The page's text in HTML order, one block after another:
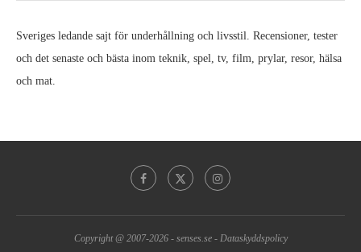
Sveriges ledande sajt för underhållning och livsstil. Recensioner, tester
och det senaste och bästa inom teknik, spel, tv, film, prylar, resor, hälsa
och mat.
Copyright @ 2007-2026 - senses.se- Dataskyddspolicy